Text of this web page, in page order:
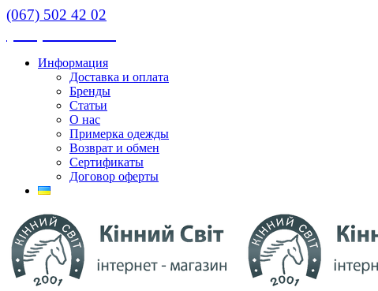
(067) 502 42 02
Информация
Доставка и оплата
Бренды
Статьи
О нас
Примерка одежды
Возврат и обмен
Сертификаты
Договор оферты